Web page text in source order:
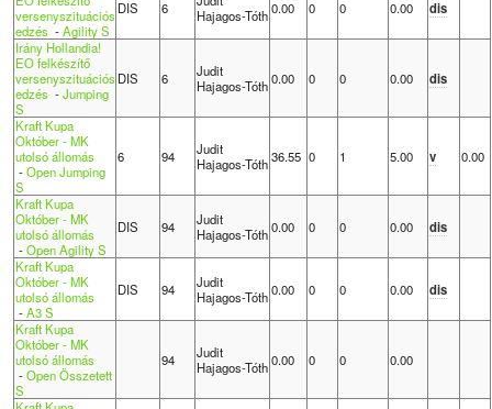
versenyszituációs
edzés-Agility S
DIS 6
Hajagos-Tóth 0.00 0 0 0.00 dis
Irány Hollandia!
EO felkészítő
versenyszituációs
edzés-Jumping
S
DIS 6
Judit
Hajagos-Tóth 0.00 0 0 0.00 dis
Kraft Kupa
Október - MK
utolsó állomás
-Open Jumping
S
6 94
Judit
Hajagos-Tóth 36.55 0 1 5.00 v 0.00
Kraft Kupa
Október - MK
utolsó állomás
-Open Agility S
DIS 94
Judit
Hajagos-Tóth 0.00 0 0 0.00 dis
Kraft Kupa
Október - MK
utolsó állomás
-A3 S
DIS 94
Judit
Hajagos-Tóth 0.00 0 0 0.00 dis
Kraft Kupa
Október - MK
utolsó állomás
-Open Összetett
S
94
Judit
Hajagos-Tóth 0.00 0 0 0.00